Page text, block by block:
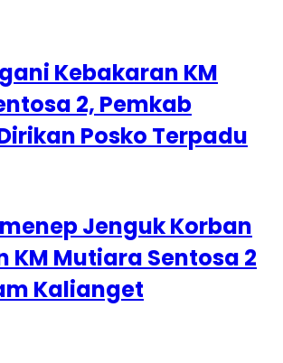
Kebakaran KM
2, Pemkab
Posko Terpadu
Jenguk Korban
KM Mutiara Sentosa 2
Kalianget